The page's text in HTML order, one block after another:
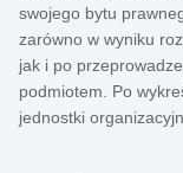
swojego bytu
zarówno w wyniku
jak i po
podmiotem. Po
jednostki